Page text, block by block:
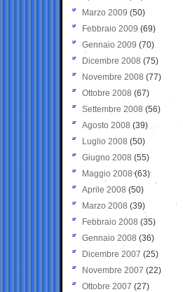
Marzo 2009 (50)
Febbraio 2009 (69)
Gennaio 2009 (70)
Dicembre 2008 (75)
Novembre 2008 (77)
Ottobre 2008 (67)
Settembre 2008 (56)
Agosto 2008 (39)
Luglio 2008 (50)
Giugno 2008 (55)
Maggio 2008(63)
Aprile 2008 (50)
Marzo 2008 (39)
Febbraio 2008 (35)
Gennaio 2008 (36)
Dicembre 2007 (25)
Novembre 2007 (22)
Ottobre 2007 (27)